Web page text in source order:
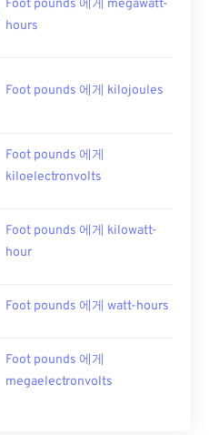
Foot pounds 에게 megawatt-
hours
Foot pounds 에게 kilojoules
Foot pounds 에게
kiloelectronvolts
Foot pounds 에게 kilowatt-
hour
Foot pounds 에게 watt-hours
Foot pounds 에게
megaelectronvolts